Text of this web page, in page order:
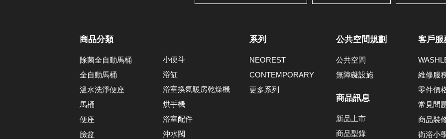
商品分類
除菌全自動馬桶
全自動馬桶
溫水洗淨便座
馬桶
便座
臉盆
小便斗
浴缸
浴室換氣暖房乾燥機
烘手機
浴室配件
沖水閥
系列
NEOREST
CONTEMPORARY
更多系列
公共空間規劃
公共空間
無障礙設施
商品訊息
新品上市
商品型錄
客戶服
維修服
零件價
常見問
商品裝
衛浴小